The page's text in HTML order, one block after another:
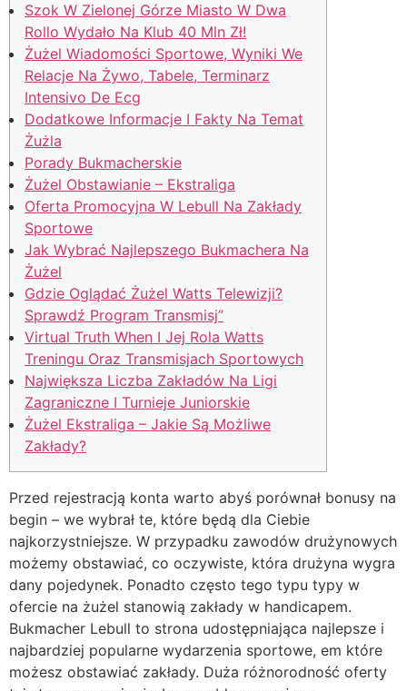
Szok W Zielonej Górze Miasto W Dwa
Rollo Wydało Na Klub 40 Mln Zł!
Żużel Wiadomości Sportowe, Wyniki We
Relacje Na Żywo, Tabele, Terminarz
Intensivo De Ecg
Dodatkowe Informacje I Fakty Na Temat
Żużla
Porady Bukmacherskie
Żużel Obstawianie – Ekstraliga
Oferta Promocyjna W Lebull Na Zakłady
Sportowe
Jak Wybrać Najlepszego Bukmachera Na
Żużel
Gdzie Oglądać Żużel Watts Telewizji?
Sprawdź Program Transmisj”
Virtual Truth When I Jej Rola Watts
Treningu Oraz Transmisjach Sportowych
Największa Liczba Zakładów Na Ligi
Zagraniczne I Turnieje Juniorskie
Żużel Ekstraliga – Jakie Są Możliwe
Zakłady?
Przed rejestracją konta warto abyś porównał bonusy na
begin – we wybrał te, które będą dla Ciebie
najkorzystniejsze. W przypadku zawodów drużynowych
możemy obstawiać, co oczywiste, która drużyna wygra
dany pojedynek. Ponadto często tego typu typy w
ofercie na żużel stanowią zakłady w handicapem.
Bukmacher Lebull to strona udostępniająca najlepsze i
najbardziej popularne wydarzenia sportowe, em które
możesz obstawiać zakłady. Duża różnorodność oferty